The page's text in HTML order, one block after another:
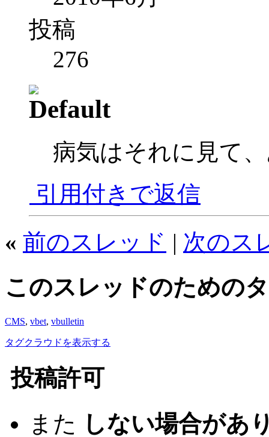
投稿
276
病気はそれに見て
引用付きで返信
« 前のスレッド | 次のス
このスレッドのための
CMS, vbet, vbulletin
タグクラウドを表示する
投稿許可
また しない場合があ